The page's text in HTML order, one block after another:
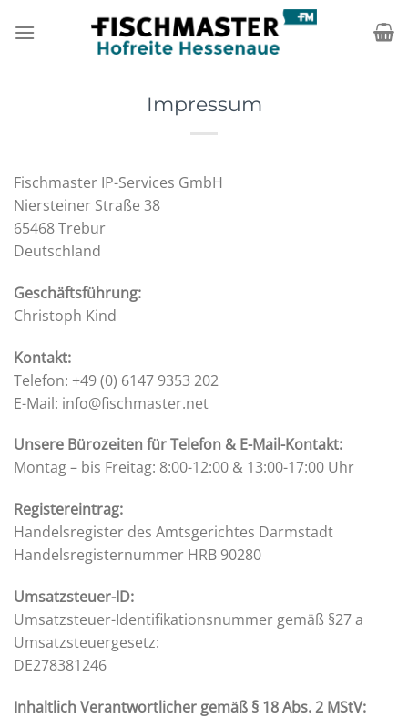
Inhalt
Impressum
Fischmaster IP-Services GmbH
Niersteiner Straße 38
65468 Trebur
Deutschland
Geschäftsführung:
Christoph Kind
Kontakt:
Telefon: +49 (0) 6147 9353 202
E-Mail: info@fischmaster.net
Unsere Bürozeiten für Telefon & E-Mail-Kontakt:
Montag – bis Freitag: 8:00-12:00 & 13:00-17:00 Uhr
Registereintrag:
Handelsregister des Amtsgerichtes Darmstadt
Handelsregisternummer HRB 90280
Umsatzsteuer-ID:
Umsatzsteuer-Identifikationsnummer gemäß §27 a
Umsatzsteuergesetz:
DE278381246
Inhaltlich Verantwortlicher gemäß § 18 Abs. 2 MStV: